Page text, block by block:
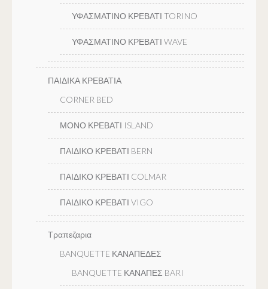
ΥΦΑΣΜΑΤΙΝΟ ΚΡΕΒΑΤΙ TORINO
ΥΦΑΣΜΑΤΙΝΟ ΚΡΕΒΑΤΙ WAVE
ΠΑΙΔΙΚΑ ΚΡΕΒΑΤΙΑ
CORNER BED
ΜΟΝΟ ΚΡΕΒΑΤΙ ISLAND
ΠΑΙΔΙΚΟ ΚΡΕΒΑΤΙ BERN
ΠΑΙΔΙΚΟ ΚΡΕΒΑΤΙ COLMAR
ΠΑΙΔΙΚΟ ΚΡΕΒΑΤΙ VIGO
Τραπεζαρια
BANQUETTE ΚΑΝΑΠΕΔΕΣ
BANQUETTE ΚΑΝΑΠΕΣ BARI